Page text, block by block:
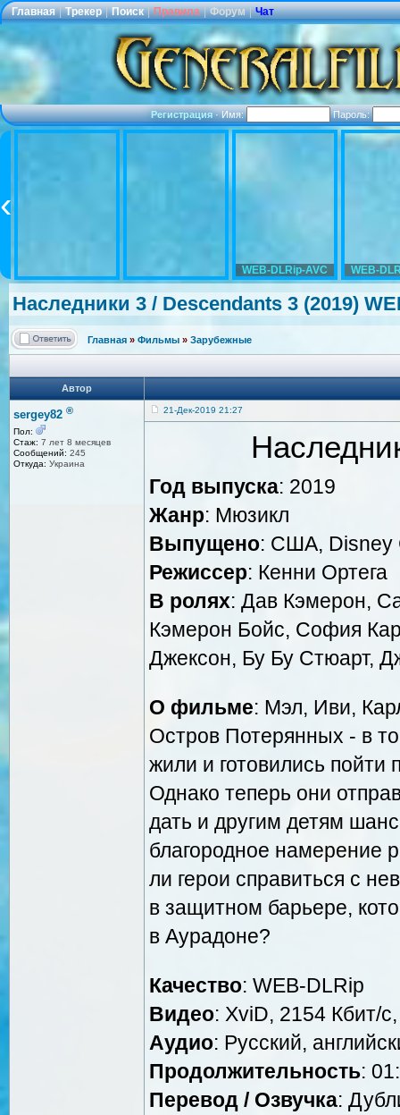
Главная | Трекер | Поиск | Правила | Форум | Чат
Регистрация·Имя: Пароль:
WEB-DLRip-AVC WEB-
Наследники 3 / Descendants 3 (2019)
Главная » Фильмы » Зарубежные
Автор
sergey82 ®
Пол:
Стаж: 7 лет 8 месяцев
Сообщений: 245
Откуда: Украина
21-Дек-2019 21:27
Год выпуска: 2019
Жанр: Мюзикл
Выпущено: США, Disney
Режиссер: Кенни Ортега
В ролях: Дав Кэмерон,
Кэмерон Бойс, София
Джексон, Бу Бу Стюарт,
О фильме: Мэл, Иви,
Остров Потерянных - в
жили и готовились пойти
Однако теперь они
дать и другим детям
благородное намерение
ли герои справиться с
в защитном барьере,
в Аурадоне?
Качество: WEB-DLRip
Видео: XviD, 2154 Кбит/
Аудио: Русский,
Продолжительность:
Перевод / Озвучка: